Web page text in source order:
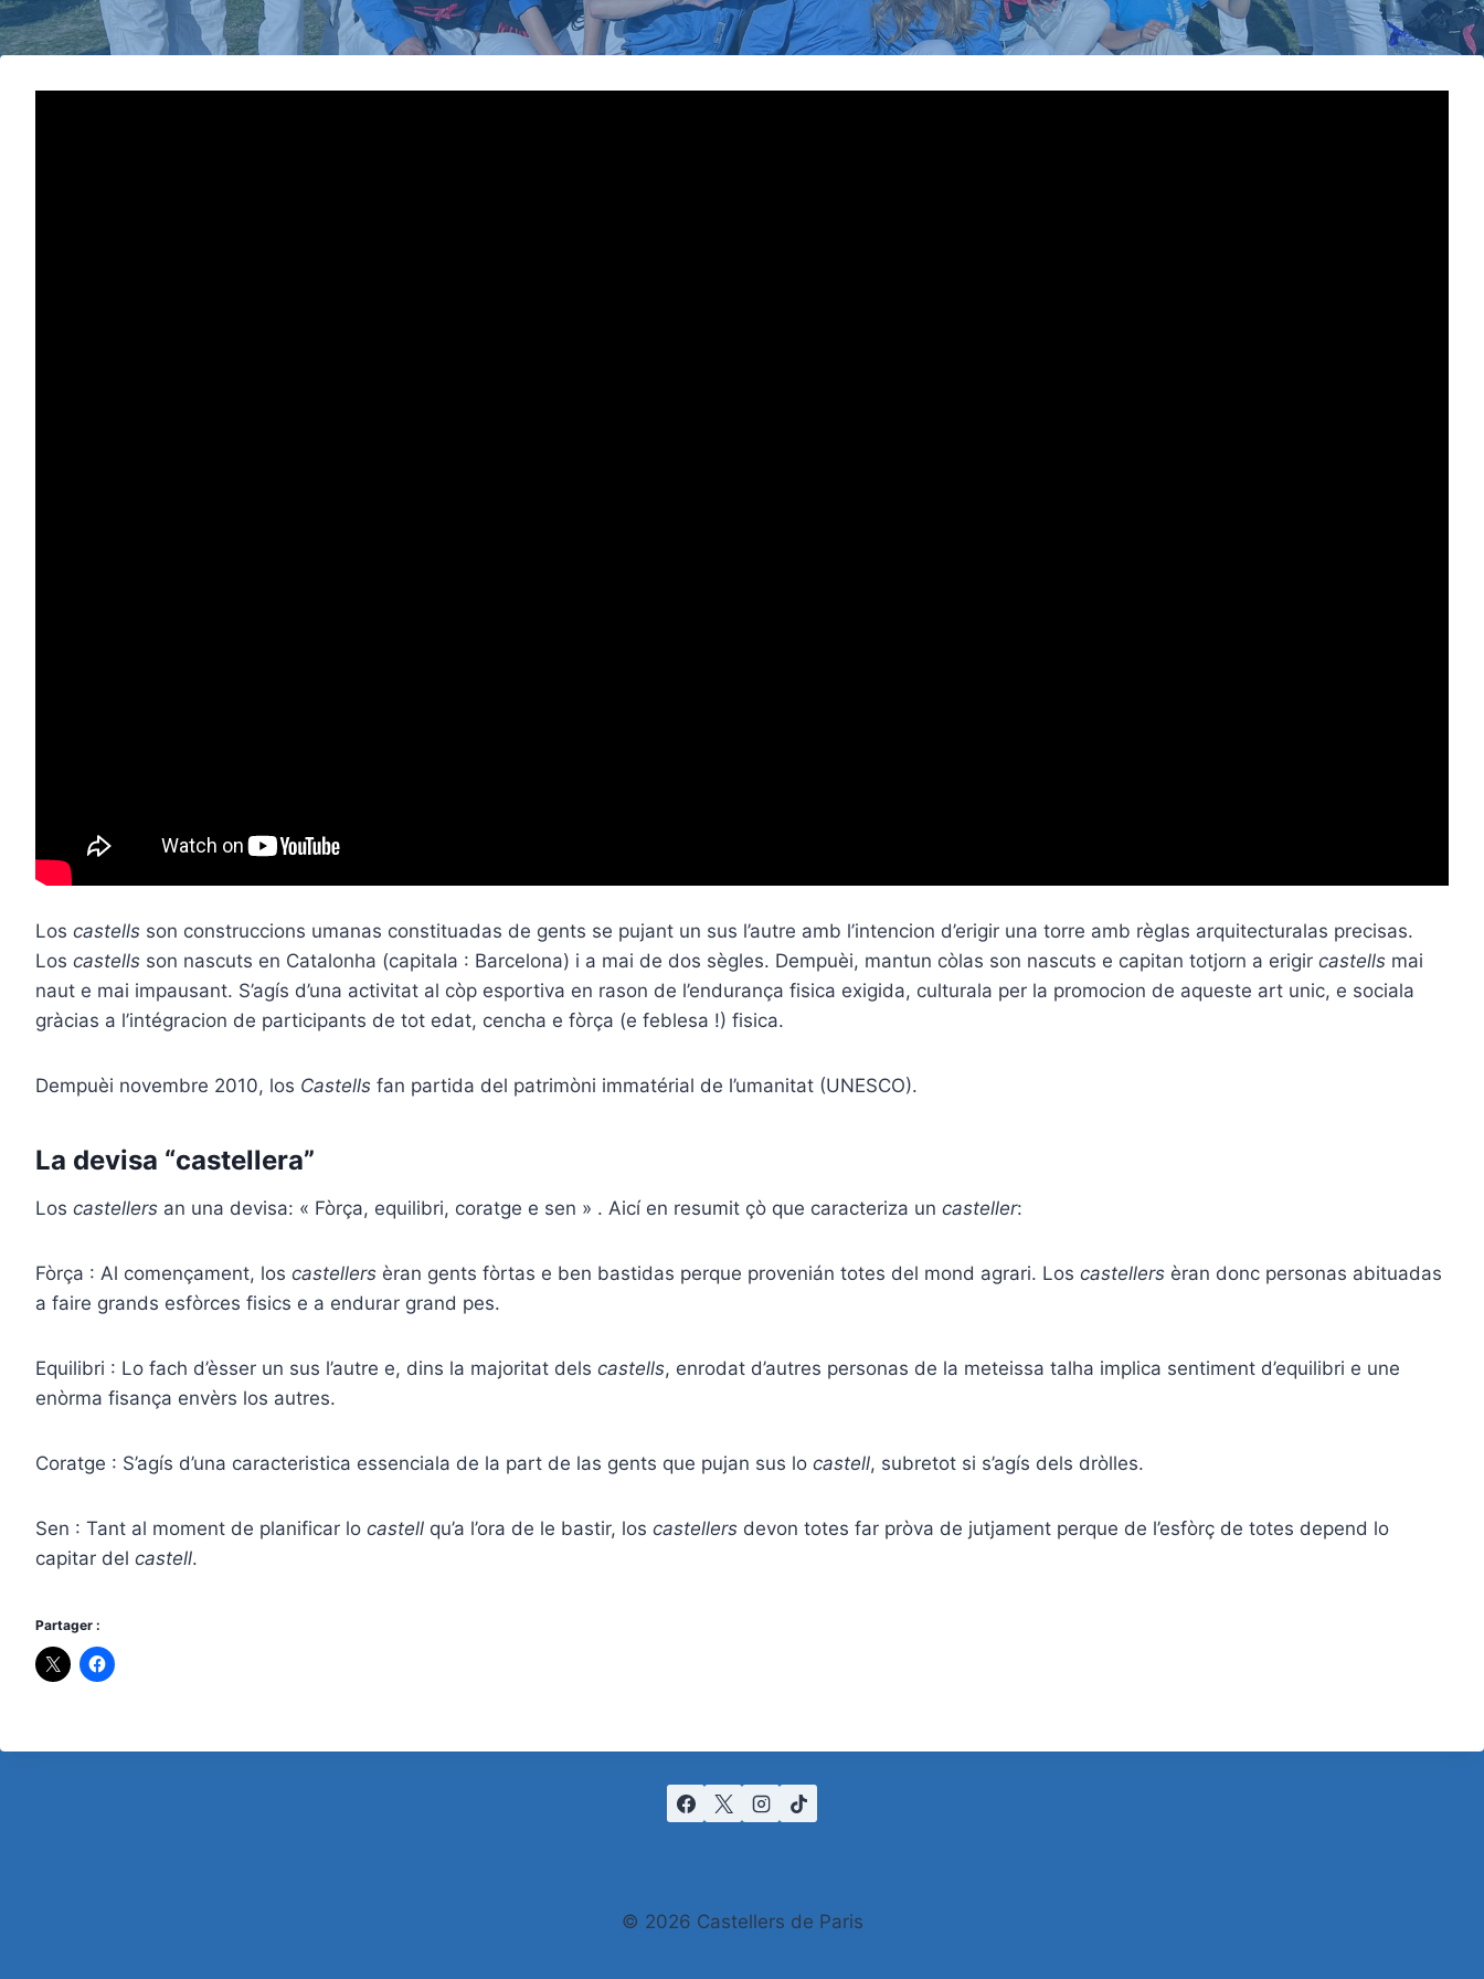
Los castells son construccions umanas constituadas de gents se pujant un sus l’autre amb l’intencion d’erigir una torre amb règlas arquitecturalas precisas.
Los castells son nascuts en Catalonha (capitala : Barcelona) i a mai de dos sègles. Dempuèi, mantun còlas son nascuts e capitan totjorn a erigir castells mai
naut e mai impausant. S’agís d’una activitat al còp esportiva en rason de l’endurança fisica exigida, culturala per la promocion de aqueste art unic, e sociala
gràcias a l’intégracion de participants de tot edat, cencha e fòrça (e feblesa !) fisica.
Dempuèi novembre 2010, los Castells fan partida del patrimòni immatérial de l’umanitat (UNESCO).
La devisa “castellera”
Los castellers an una devisa: « Fòrça, equilibri, coratge e sen » . Aicí en resumit çò que caracteriza un casteller:
Fòrça : Al començament, los castellers èran gents fòrtas e ben bastidas perque provenián totes del mond agrari. Los castellers èran donc personas abituadas
a faire grands esfòrces fisics e a endurar grand pes.
Equilibri : Lo fach d’èsser un sus l’autre e, dins la majoritat dels castells, enrodat d’autres personas de la meteissa talha implica sentiment d’equilibri e une
enòrma fisança envèrs los autres.
Coratge : S’agís d’una caracteristica essenciala de la part de las gents que pujan sus lo castell, subretot si s’agís dels dròlles.
Sen : Tant al moment de planificar lo castell qu’a l’ora de le bastir, los castellers devon totes far pròva de jutjament perque de l’esfòrç de totes depend lo
capitar del castell.
Partager :
© 2026 Castellers de Paris